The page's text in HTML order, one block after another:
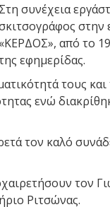
Στη συνέχεια
στην
«ΚΕΡΔΟΣ», από το
εφημερίδας.
τους
ενώ
τον καλό
τον
Ριτσώνας.